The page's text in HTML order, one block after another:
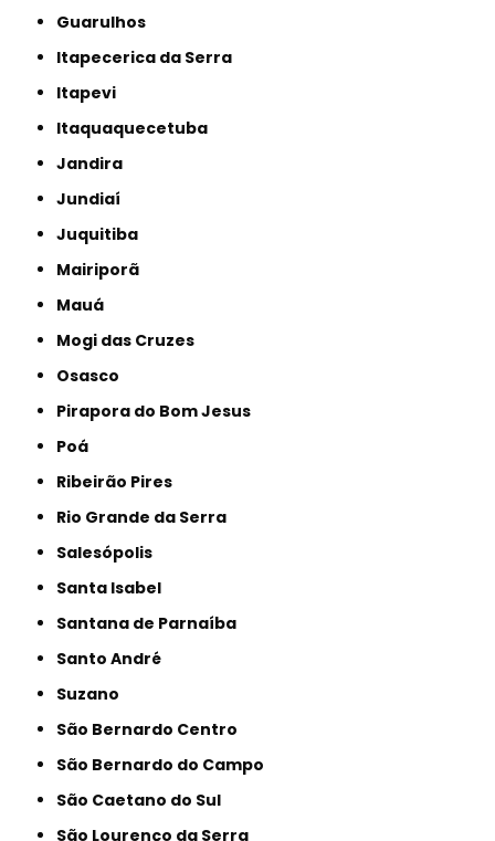
Guarulhos
Itapecerica da Serra
Itapevi
Itaquaquecetuba
Jandira
Jundiaí
Juquitiba
Mairiporã
Mauá
Mogi das Cruzes
Osasco
Pirapora do Bom Jesus
Poá
Ribeirão Pires
Rio Grande da Serra
Salesópolis
Santa Isabel
Santana de Parnaíba
Santo André
Suzano
São Bernardo Centro
São Bernardo do Campo
São Caetano do Sul
São Lourenço da Serra